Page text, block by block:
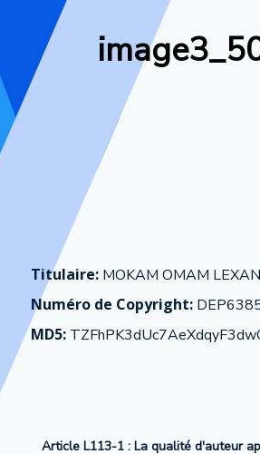
Titulaire: MOKAM OMAM
Numéro de Copyright:
MD5:
Article L113-1 : La qualité d'auteur